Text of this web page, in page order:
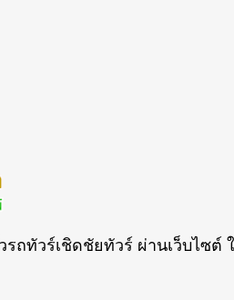
รถทัวร์เชิดชัยทัวร์ ผ่านเว็บไซ